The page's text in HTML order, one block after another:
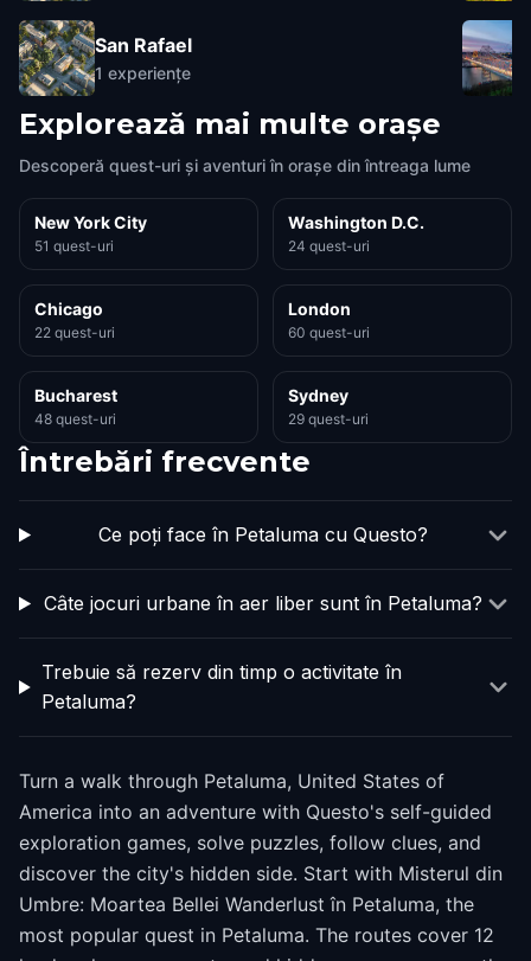
San Rafael
1 experiențe
Explorează mai multe orașe
Descoperă quest-uri și aventuri în orașe din întreaga lume
New York City
51 quest-uri
Washington D.C.
24 quest-uri
Chicago
22 quest-uri
London
60 quest-uri
Bucharest
48 quest-uri
Sydney
29 quest-uri
Întrebări frecvente
Ce poți face în Petaluma cu Questo?
Câte jocuri urbane în aer liber sunt în Petaluma?
Trebuie să rezerv din timp o activitate în
Petaluma?
Turn a walk through Petaluma, United States of
America into an adventure with Questo's self-guided
exploration games, solve puzzles, follow clues, and
discover the city's hidden side. Start with Misterul din
Umbre: Moartea Bellei Wanderlust în Petaluma, the
most popular quest in Petaluma. The routes cover 12